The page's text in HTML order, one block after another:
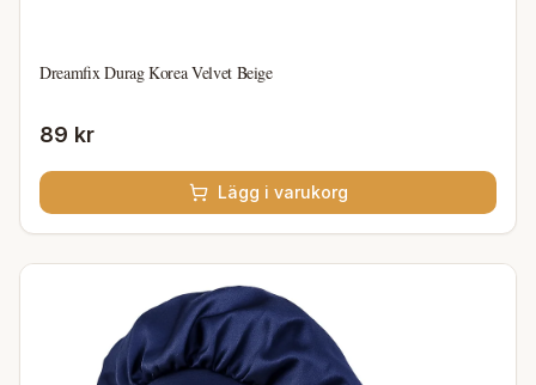
Dreamfix Durag Korea Velvet Beige
89 kr
Lägg i varukorg